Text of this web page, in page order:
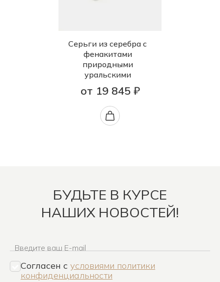
Серьги из серебра с
фенакитами
природными
уральскими
от 19 845 ₽
БУДЬТЕ В КУРСЕ
НАШИХ НОВОСТЕЙ!
Введите ваш E-mail
Согласен c условиями политики
конфиденциальности